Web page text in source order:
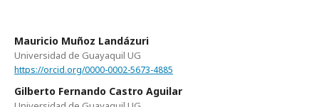
Mauricio Muñoz Landázuri
Universidad de Guayaquil UG
https://orcid.org/0000-0002-5673-4885
Gilberto Fernando Castro Aguilar